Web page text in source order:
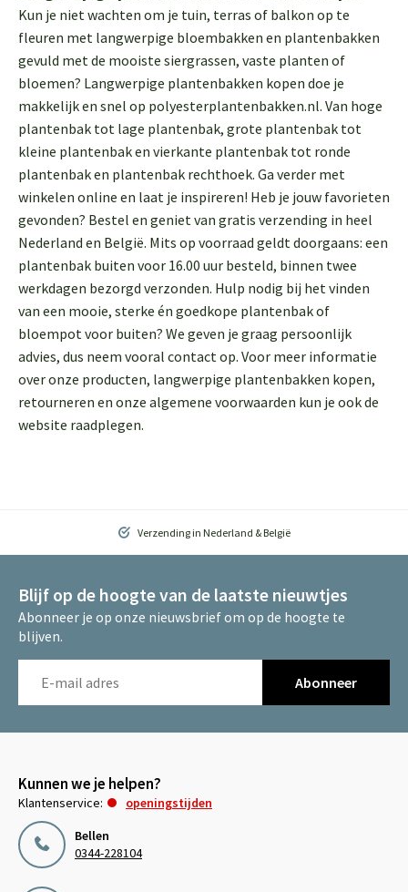
Kun je niet wachten om je tuin, terras of balkon op te
fleuren met langwerpige bloembakken en plantenbakken
gevuld met de mooiste siergrassen, vaste planten of
bloemen? Langwerpige plantenbakken kopen doe je
makkelijk en snel op polyesterplantenbakken.nl. Van hoge
plantenbak tot lage plantenbak, grote plantenbak tot
kleine plantenbak en vierkante plantenbak tot ronde
plantenbak en plantenbak rechthoek. Ga verder met
winkelen online en laat je inspireren! Heb je jouw favorieten
gevonden? Bestel en geniet van gratis verzending in heel
Nederland en België. Mits op voorraad geldt doorgaans: een
plantenbak buiten voor 16.00 uur besteld, binnen twee
werkdagen bezorgd verzonden. Hulp nodig bij het vinden
van een mooie, sterke én goedkope plantenbak of
bloempot voor buiten? We geven je graag persoonlijk
advies, dus neem vooral contact op. Voor meer informatie
over onze producten, langwerpige plantenbakken kopen,
retourneren en onze algemene voorwaarden kun je ook de
website raadplegen.
Verzending in Nederland & België
Blijf op de hoogte van de laatste nieuwtjes
Abonneer je op onze nieuwsbrief om op de hoogte te
blijven.
Abonneer
Kunnen we je helpen?
Klantenservice:
openingstijden
Bellen
0344-228104